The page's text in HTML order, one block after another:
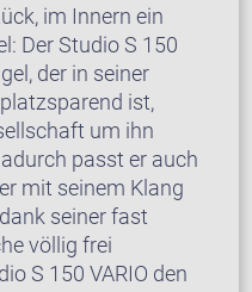
im Innern ein
Der Studio S 150
der in seiner
ist,
um ihn
passt er auch
mit seinem Klang
seiner fast
völlig frei
S 150 VARIO den